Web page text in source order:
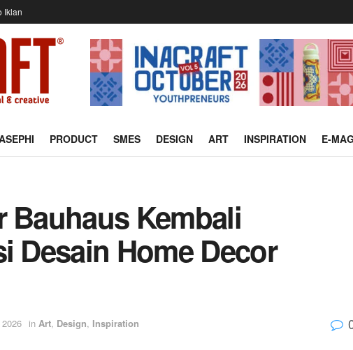
Iklan
PRODUCT SMES DESIGN ART INSPIRATION E-
Bauhaus Kembali
Desain Home Decor
in Art, Design, Inspiration